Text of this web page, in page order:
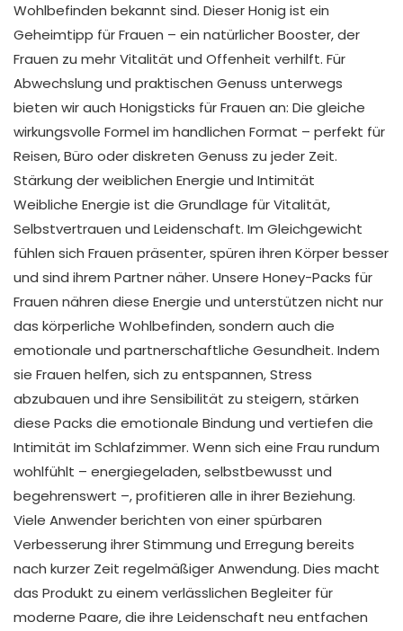
Wohlbefinden bekannt sind. Dieser Honig ist ein
Geheimtipp für Frauen – ein natürlicher Booster, der
Frauen zu mehr Vitalität und Offenheit verhilft. Für
Abwechslung und praktischen Genuss unterwegs
bieten wir auch Honigsticks für Frauen an: Die gleiche
wirkungsvolle Formel im handlichen Format – perfekt für
Reisen, Büro oder diskreten Genuss zu jeder Zeit.
Stärkung der weiblichen Energie und Intimität
Weibliche Energie ist die Grundlage für Vitalität,
Selbstvertrauen und Leidenschaft. Im Gleichgewicht
fühlen sich Frauen präsenter, spüren ihren Körper besser
und sind ihrem Partner näher. Unsere Honey-Packs für
Frauen nähren diese Energie und unterstützen nicht nur
das körperliche Wohlbefinden, sondern auch die
emotionale und partnerschaftliche Gesundheit. Indem
sie Frauen helfen, sich zu entspannen, Stress
abzubauen und ihre Sensibilität zu steigern, stärken
diese Packs die emotionale Bindung und vertiefen die
Intimität im Schlafzimmer. Wenn sich eine Frau rundum
wohlfühlt – energiegeladen, selbstbewusst und
begehrenswert –, profitieren alle in ihrer Beziehung.
Viele Anwender berichten von einer spürbaren
Verbesserung ihrer Stimmung und Erregung bereits
nach kurzer Zeit regelmäßiger Anwendung. Dies macht
das Produkt zu einem verlässlichen Begleiter für
moderne Paare, die ihre Leidenschaft neu entfachen